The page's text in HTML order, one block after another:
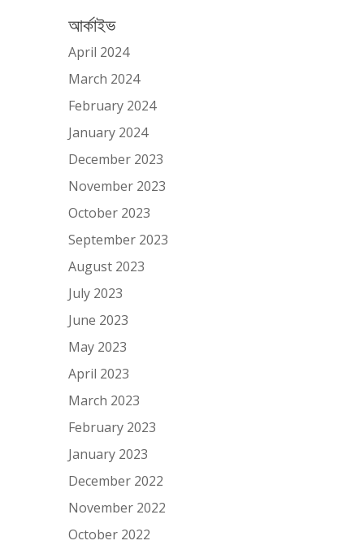
আর্কাইভ
April 2024
March 2024
February 2024
January 2024
December 2023
November 2023
October 2023
September 2023
August 2023
July 2023
June 2023
May 2023
April 2023
March 2023
February 2023
January 2023
December 2022
November 2022
October 2022